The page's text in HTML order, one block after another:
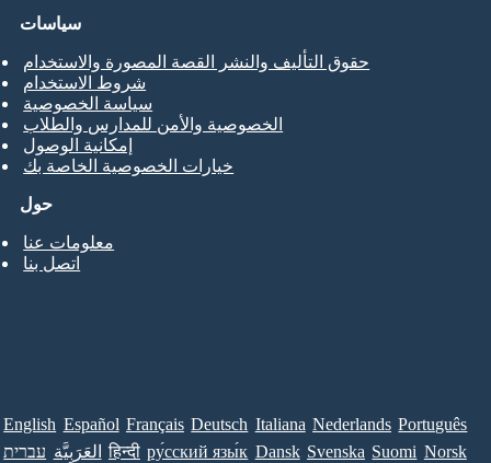
حول
معلومات عنا
اتصل بنا
سياسات
حقوق التأليف والنشر القصة المصورة والاستخدام
شروط الاستخدام
سياسة الخصوصية
الخصوصية والأمن للمدارس والطلاب
إمكانية الوصول
خيارات الخصوصية الخاصة بك
English Español Français Deutsch Italiana Nederlands Português
עברית العَرَبِيَّة हिन्दी ру́сский язы́к Dansk Svenska Suomi Norsk